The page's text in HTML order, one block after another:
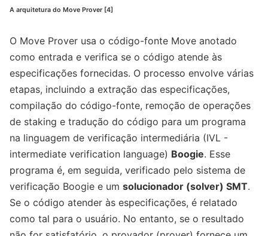
A arquitetura do Move Prover [4]
O Move Prover usa o código-fonte Move anotado
como entrada e verifica se o código atende às
especificações fornecidas. O processo envolve várias
etapas, incluindo a extração das especificações,
compilação do código-fonte, remoção de operações
de staking e tradução do código para um programa
na linguagem de verificação intermediária (IVL -
intermediate verification language) Boogie. Esse
programa é, em seguida, verificado pelo sistema de
verificação Boogie e um solucionador (solver) SMT.
Se o código atender às especificações, é relatado
como tal para o usuário. No entanto, se o resultado